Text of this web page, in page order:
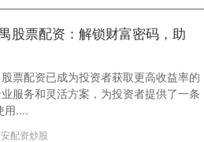
股票配资：解锁财富密码，助
票配资已成为投资者获取更高收益率的
服务和灵活方案，为投资者提供了一条
用....
配资炒股